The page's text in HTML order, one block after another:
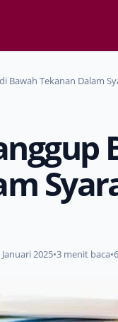
Bawah Tekanan Dalam
2025•3 menit baca•